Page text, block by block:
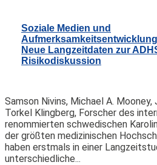
Soziale Medien und
Neue Langzeitdaten zur
Risikodiskussion
Samson Nivins, Michael A. Mooney,
Torkel Klingberg, Forscher des
renommierten schwedischen
der größten medizinischen
haben erstmals in einer
unterschiedliche...